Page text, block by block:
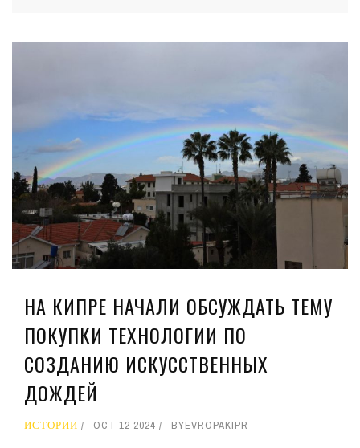
НА КИПРЕ НАЧАЛИ ОБСУЖДАТЬ ТЕМУ
ПОКУПКИ ТЕХНОЛОГИИ ПО
СОЗДАНИЮ ИСКУССТВЕННЫХ
ДОЖДЕЙ
ИСТОРИИ OCT 12 2024 BYEVROPAKIPR